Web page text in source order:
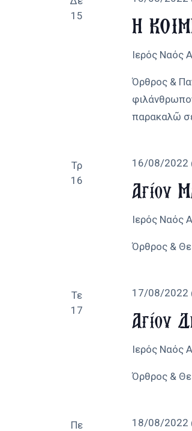
15
Η
Ιερός Ναός
Όρθρος &
παρακαλῶ
Τρ
16
Αγίου
16/08/2022
Ιερός Ναός
Όρθρος &
Τε
17
Αγίου
17/08/2022
Ιερός Ναός
Όρθρος &
Πε
18/08/2022